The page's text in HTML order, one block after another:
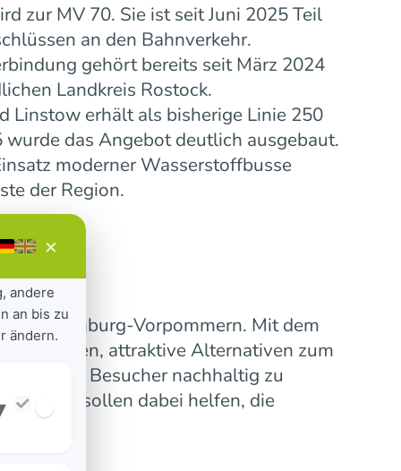
zur MV 70. Sie ist seit Juni 2025 Teil
an den Bahnverkehr.
gehört bereits seit März 2024
Landkreis Rostock.
Linstow erhält als bisherige Linie 250
das Angebot deutlich ausgebaut.
moderner Wasserstoffbusse
der Region.
Mecklenburg-Vorpommern. Mit dem
verbinden, attraktive Alternativen zum
und Besucher nachhaltig zu
sollen dabei helfen, die
×
andere
an bis zu
ändern.